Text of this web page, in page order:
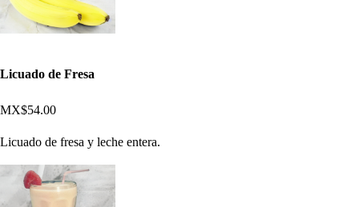
Licuado de Fresa
MX$54.00
Licuado de fresa y leche entera.